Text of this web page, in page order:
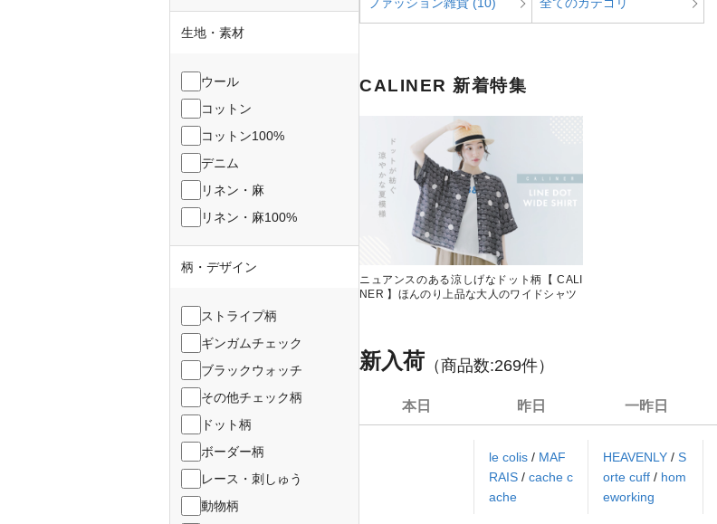
生地・素材
ウール
コットン
コットン100%
デニム
リネン・麻
リネン・麻100%
柄・デザイン
ストライプ柄
ギンガムチェック
ブラックウォッチ
その他チェック柄
ドット柄
ボーダー柄
レース・刺しゅう
動物柄
ファッション雑貨 (10) 全てのカテゴリ
CALINER 新着特集
ニュアンスのある涼しげなドット柄【 CALI
NER 】ほんのり上品な大人のワイドシャツ
新入荷 （商品数:269件）
本日 昨日
le colis / MAF
RAIS / cache c
ache
一昨日
HEAVENLY/S
orte cuff/ hom
eworking